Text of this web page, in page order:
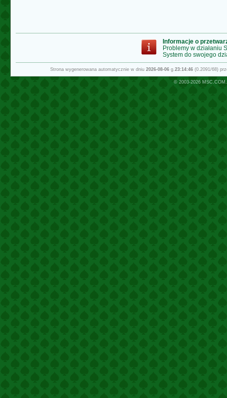
Informacje o
Problemy w działaniu
System do swojego
Strona wygenerowana automatycznie w dniu 2026-08-06 g.23:14:46 (0.2091/68)
© 2003-2026